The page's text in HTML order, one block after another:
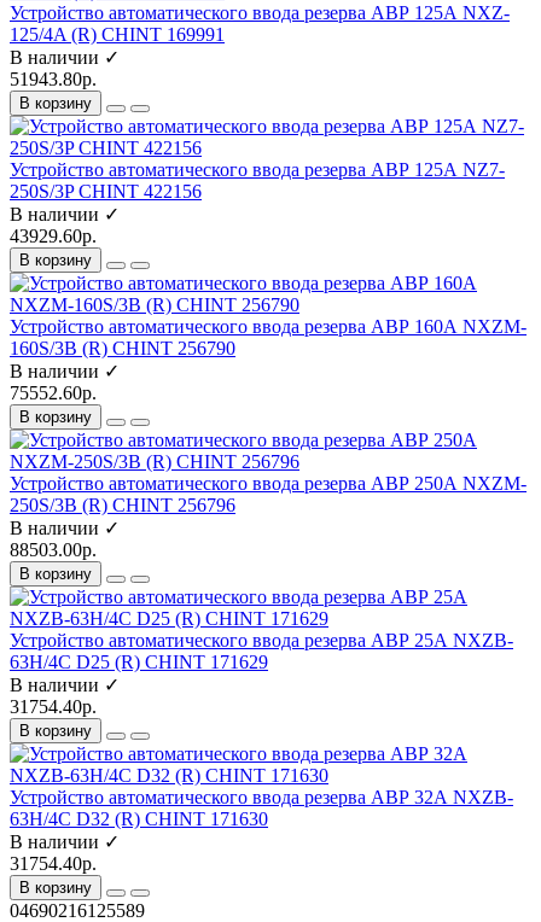
Устройство автоматического ввода резерва АВР 125А NXZ-
125/4A (R) CHINT 169991
В наличии ✓
51943.80р.
В корзину
Устройство автоматического ввода резерва АВР 125А NZ7-
250S/3P CHINT 422156
В наличии ✓
43929.60р.
В корзину
Устройство автоматического ввода резерва АВР 160А NXZM-
160S/3B (R) CHINT 256790
В наличии ✓
75552.60р.
В корзину
Устройство автоматического ввода резерва АВР 250А NXZM-
250S/3B (R) CHINT 256796
В наличии ✓
88503.00р.
В корзину
Устройство автоматического ввода резерва АВР 25А NXZB-
63H/4C D25 (R) CHINT 171629
В наличии ✓
31754.40р.
В корзину
Устройство автоматического ввода резерва АВР 32А NXZB-
63H/4C D32 (R) CHINT 171630
В наличии ✓
31754.40р.
В корзину
04690216125589